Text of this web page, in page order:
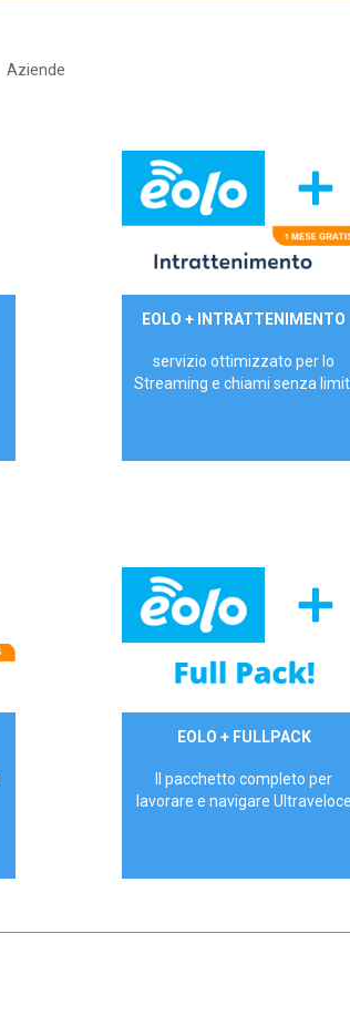
Aziende
29,90€/mese
EOLO + INTRATTENIMENTO
servizio ottimizzato per lo
Streaming e chiami senza
34,90 €/meseEOLO + FULLPACK
Il pacchetto completo per
lavorare e navigare Ultraveloce